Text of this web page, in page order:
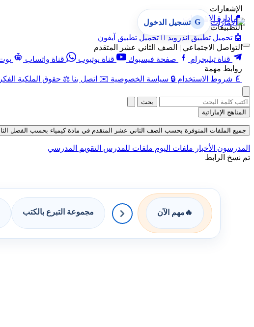
الإشعارات
🔔 إدارة الإشعارات
التطبيقات
🤖 تحميل تطبيق أندرويد  تحميل تطبيق آيفون
التواصل الاجتماعي | الصف الثاني عشر المتقدم
قناة تيليجرام
صفحة فيسبوك قناة يوتيوب قناة واتساب
روابط مهمة
📄 شروط الاستخدام 🔒 سياسة الخصوصية ✉️ اتصل بنا ⚖️ حقوق الملكية
G تسجيل الدخول
بحث
المناهج الإماراتية
جميع الملفات المتوفرة بحسب الصف الثاني عشر المتقدم في مادة كيمياء بحسب الفصل الثاني في
المدرسون الأخبار ملفات اليوم ملفات للمدرس التقويم المدرسي
تم نسخ الرابط
🔥 مهم الآن مجموعة التبرع بالكتب